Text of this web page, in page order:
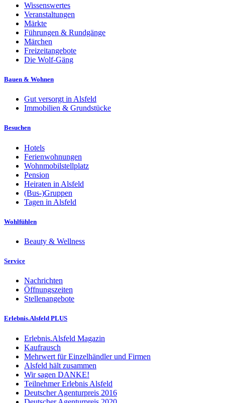
Wissenswertes
Veranstaltungen
Märkte
Führungen & Rundgänge
Märchen
Freizeitangebote
Die Wolf-Gäng
Bauen & Wohnen
Gut versorgt in Alsfeld
Immobilien & Grundstücke
Besuchen
Hotels
Ferienwohnungen
Wohnmobilstellplatz
Pension
Heiraten in Alsfeld
(Bus-)Gruppen
Tagen in Alsfeld
Wohlfühlen
Beauty & Wellness
Service
Nachrichten
Öffnungszeiten
Stellenangebote
Erlebnis.Alsfeld PLUS
Erlebnis.Alsfeld Magazin
Kaufrausch
Mehrwert für Einzelhändler und Firmen
Alsfeld hält zusammen
Wir sagen DANKE!
Teilnehmer Erlebnis Alsfeld
Deutscher Agenturpreis 2016